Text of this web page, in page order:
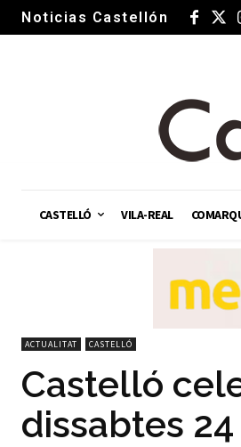
Noticias Castellón
CASTELLÓ VILA-REAL
ACTUALITAT CASTELLÓ
Castelló
dissabtes